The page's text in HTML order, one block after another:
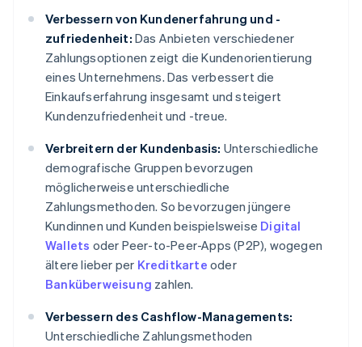
Verbessern von Kundenerfahrung und -
zufriedenheit: Das Anbieten verschiedener
Zahlungsoptionen zeigt die Kundenorientierung
eines Unternehmens. Das verbessert die
Einkaufserfahrung insgesamt und steigert
Kundenzufriedenheit und -treue.
Verbreitern der Kundenbasis: Unterschiedliche
demografische Gruppen bevorzugen
möglicherweise unterschiedliche
Zahlungsmethoden. So bevorzugen jüngere
Kundinnen und Kunden beispielsweise Digital
Wallets oder Peer-to-Peer-Apps (P2P), wogegen
ältere lieber per Kreditkarte oder
Banküberweisung zahlen.
Verbessern des Cashflow-Managements:
Unterschiedliche Zahlungsmethoden